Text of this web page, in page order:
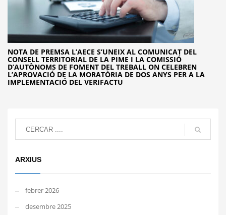
NOTA DE PREMSA L’AECE S’UNEIX AL COMUNICAT DEL
CONSELL TERRITORIAL DE LA PIME I LA COMISSIÓ
D’AUTÒNOMS DE FOMENT DEL TREBALL ON CELEBREN
L’APROVACIÓ DE LA MORATÒRIA DE DOS ANYS PER A LA
IMPLEMENTACIÓ DEL VERIFACTU
ARXIUS
febrer 2026
desembre 2025